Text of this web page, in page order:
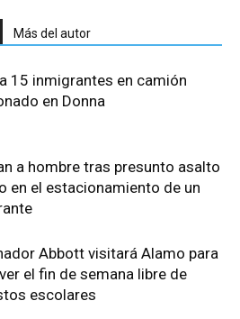
Más del autor
15 inmigrantes en camión
en Donna
a hombre tras presunto asalto
en el estacionamiento de un
Abbott visitará Alamo para
el fin de semana libre de
escolares